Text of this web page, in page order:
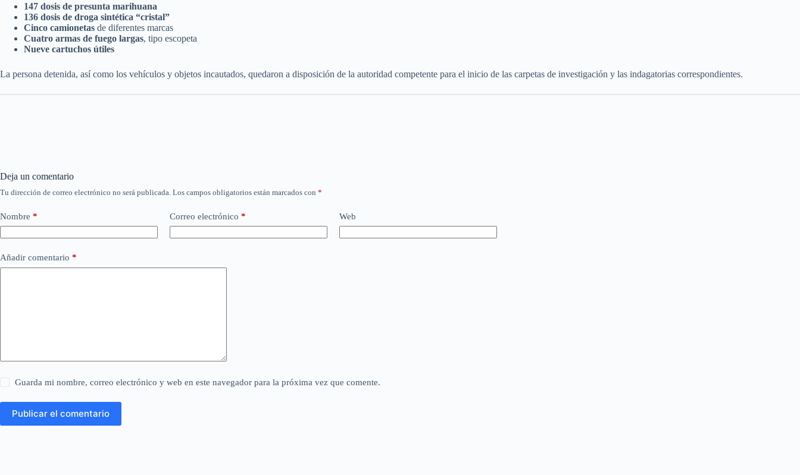
147 dosis de presunta marihuana
136 dosis de droga sintética “cristal”
Cinco camionetas de diferentes marcas
Cuatro armas de fuego largas, tipo escopeta
Nueve cartuchos útiles
La persona detenida, así como los vehículos y objetos incautados, quedaron a disposición de la autoridad competente para el inicio de las carpetas de investigación y las indagatorias correspondientes.
Deja un comentario
Tu dirección de correo electrónico no será publicada. Los campos obligatorios están marcados con *
Nombre * Correo electrónico * Web
Añadir comentario *
Guarda mi nombre, correo electrónico y web en este navegador para la próxima vez que comente.
Publicar el comentario